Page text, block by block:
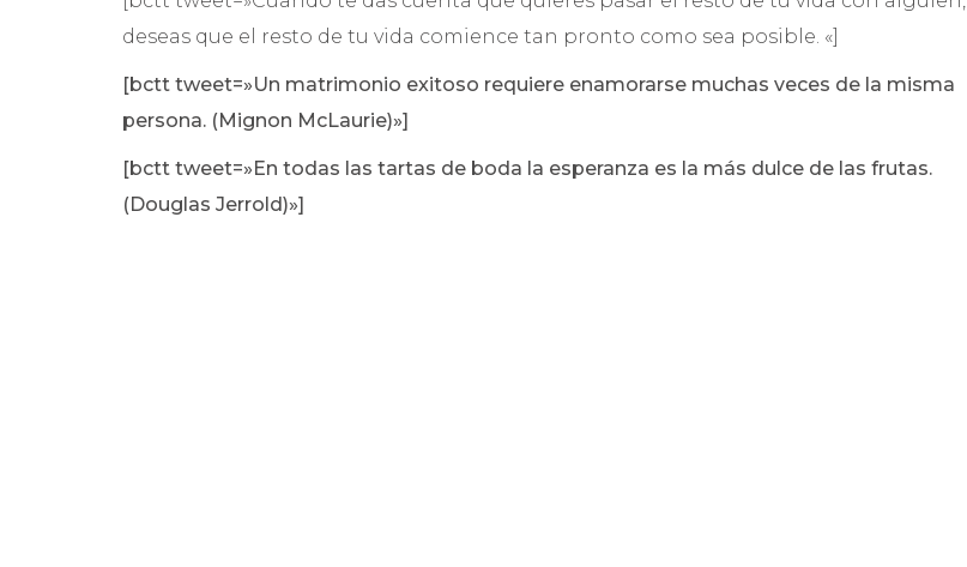
deseas que el resto de tu vida comience tan pronto como sea posible. «]
[bctt tweet=»Un matrimonio exitoso requiere enamorarse muchas veces de la misma
persona. (Mignon McLaurie)»]
[bctt tweet=»En todas las tartas de boda la esperanza es la más dulce de las frutas.
(Douglas Jerrold)»]